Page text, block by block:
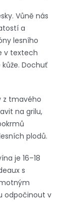
Vůně nás
a
lesního
v textech
Dochuť
z tmavého
na grilu,
plodů.
je 16–18
s
odpočinout v